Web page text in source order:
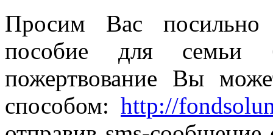
Просим Вас посильно
пособие для семьи
пожертвование Вы
способом: http://